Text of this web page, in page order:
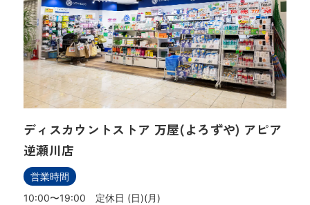
ディスカウントストア 万屋(よろずや) アピア
逆瀬川店
営業時間
10:00〜19:00 定休日 (日)(月)